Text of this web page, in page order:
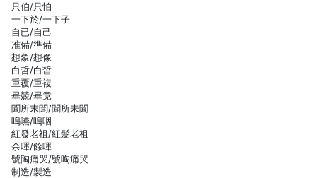
只伯/只怕
一下於/一下子
自已/自己
准備/準備
想象/想像
白哲/白皙
重覆/重複
畢競/畢竟
聞所末聞/聞所未聞
嗚嚥/嗚咽
紅發老祖/紅髮老祖
余暉/餘暉
號陶痛哭/號啕痛哭
制造/製造